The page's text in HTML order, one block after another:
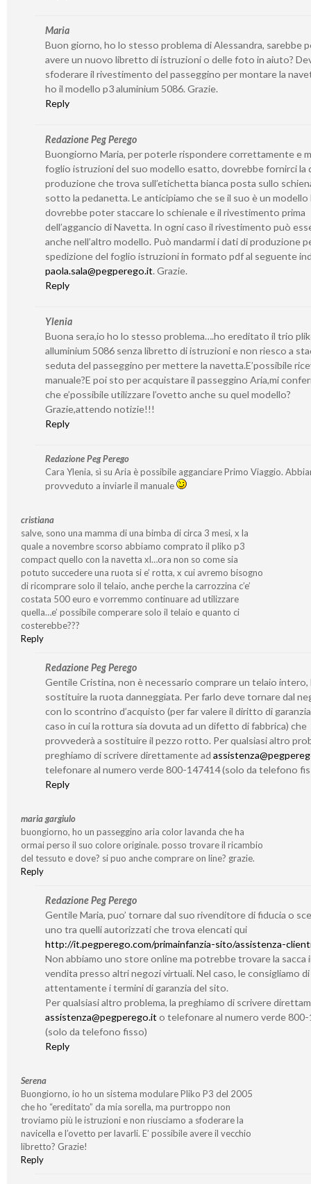
Maria
Buon giorno, ho lo stesso problema di Alessandra, sarebbe
avere un nuovo libretto di istruzioni o delle foto in aiuto?
sfoderare il rivestimento del passeggino per montare la
ho il modello p3 aluminium 5086. Grazie.
Reply
Redazione Peg Perego
Buongiorno Maria, per poterle rispondere correttamente e
foglio istruzioni del suo modello esatto, dovrebbe fornirci la
produzione che trova sull’etichetta bianca posta sullo
sotto la pedanetta. Le anticipiamo che se il suo è un modello
dovrebbe poter staccare lo schienale e il rivestimento prima
dell’aggancio di Navetta. In ogni caso il rivestimento può
anche nell’altro modello. Può mandarmi i dati di produzione
spedizione del foglio istruzioni in formato pdf al seguente
paola.sala@pegperego.it. Grazie.
Reply
Ylenia
Buona sera,io ho lo stesso problema….ho ereditato il trio
alluminium 5086 senza libretto di istruzioni e non riesco a
seduta del passeggino per mettere la navetta.E’possibile
manuale?E poi sto per acquistare il passeggino Aria,mi
che e’possibile utilizzare l’ovetto anche su quel modello?
Grazie,attendo notizie!!!
Reply
Redazione Peg Perego
Cara Ylenia, sì su Aria è possibile agganciare Primo Viaggio.
provveduto a inviarle il manuale
cristiana
salve, sono una mamma di una bimba di circa 3 mesi, x la
quale a novembre scorso abbiamo comprato il pliko p3
compact quello con la navetta xl…ora non so come sia
potuto succedere una ruota si e’ rotta, x cui avremo bisogno
di ricomprare solo il telaio, anche perche la carrozzina c’e’
costata 500 euro e vorremmo continuare ad utilizzare
quella…e’ possibile comperare solo il telaio e quanto ci
costerebbe???
Reply
Redazione Peg Perego
Gentile Cristina, non è necessario comprare un telaio intero,
sostituire la ruota danneggiata. Per farlo deve tornare dal
con lo scontrino d’acquisto (per far valere il diritto di
caso in cui la rottura sia dovuta ad un difetto di fabbrica) che
provvederà a sostituire il pezzo rotto. Per qualsiasi altro
preghiamo di scrivere direttamente ad
telefonare al numero verde 800-147414 (solo da telefono
Reply
maria gargiulo
buongiorno, ho un passeggino aria color lavanda che ha
ormai perso il suo colore originale. posso trovare il ricambio
del tessuto e dove? si puo anche comprare on line? grazie.
Reply
Redazione Peg Perego
Gentile Maria, puo’ tornare dal suo rivenditore di fiducia o
uno tra quelli autorizzati che trova elencati qui
http://it.pegperego.com/primainfanzia-sito/assistenza-
Non abbiamo uno store online ma potrebbe trovare la sacca
vendita presso altri negozi virtuali. Nel caso, le consigliamo
attentamente i termini di garanzia del sito.
Per qualsiasi altro problema, la preghiamo di scrivere
assistenza@pegperego.ito telefonare al numero verde 800-
(solo da telefono fisso)
Reply
Serena
Buongiorno, io ho un sistema modulare Pliko P3 del 2005
che ho “ereditato” da mia sorella, ma purtroppo non
troviamo più le istruzioni e non riusciamo a sfoderare la
navicella e l’ovetto per lavarli. E’ possibile avere il vecchio
libretto? Grazie!
Reply